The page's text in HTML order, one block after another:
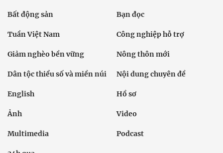
Bất động sản Bạn đọc
Tuần Việt Nam Công nghiệp hỗ trợ
Giảm nghèo bền vững Nông thôn mới
Dân tộc thiểu số và miền núi Nội dung chuyên đề
English Hồ sơ
Ảnh Video
Multimedia Podcast